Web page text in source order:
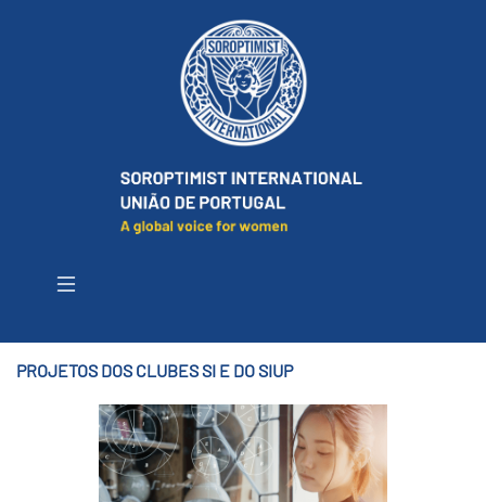
PROJETOS DOS CLUBES SI E DO SIUP